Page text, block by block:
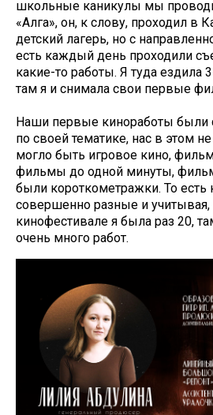
школьные каникулы мы
«Алга», он, к слову, проходил в
детский лагерь, но с
есть каждый день проходили
какие-то работы. Я туда ездила
там я и снимала свои первые
Наши первые киноработы были
по своей тематике, нас в этом
могло быть игровое кино,
фильмы до одной минуты,
были короткометражки. То есть
совершенно разные и учитывая,
кинофестивале я была раз 20,
очень много работ.